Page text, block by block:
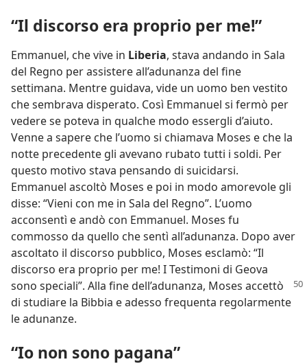
“Il discorso era proprio per me!”
Emmanuel, che vive in Liberia, stava andando in Sala
del Regno per assistere all’adunanza del fine
settimana. Mentre guidava, vide un uomo ben vestito
che sembrava disperato. Così Emmanuel si fermò per
vedere se poteva in qualche modo essergli d’aiuto.
Venne a sapere che l’uomo si chiamava Moses e che la
notte precedente gli avevano rubato tutti i soldi. Per
questo motivo stava pensando di suicidarsi.
Emmanuel ascoltò Moses e poi in modo amorevole gli
disse: “Vieni con me in Sala del Regno”. L’uomo
acconsentì e andò con Emmanuel. Moses fu
commosso da quello che sentì all’adunanza. Dopo aver
ascoltato il discorso pubblico, Moses esclamò: “Il
discorso era proprio per me! I Testimoni di Geova
sono speciali”. Alla fine dell’adunanza, Moses accettò
di studiare la Bibbia e adesso frequenta regolarmente
le adunanze.
“Io non sono pagana”